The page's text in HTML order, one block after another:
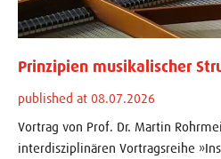
Prinzipien musikalischer
published at 08.07.2026
Vortrag von Prof. Dr. Martin
interdisziplinären Vortragsreihe